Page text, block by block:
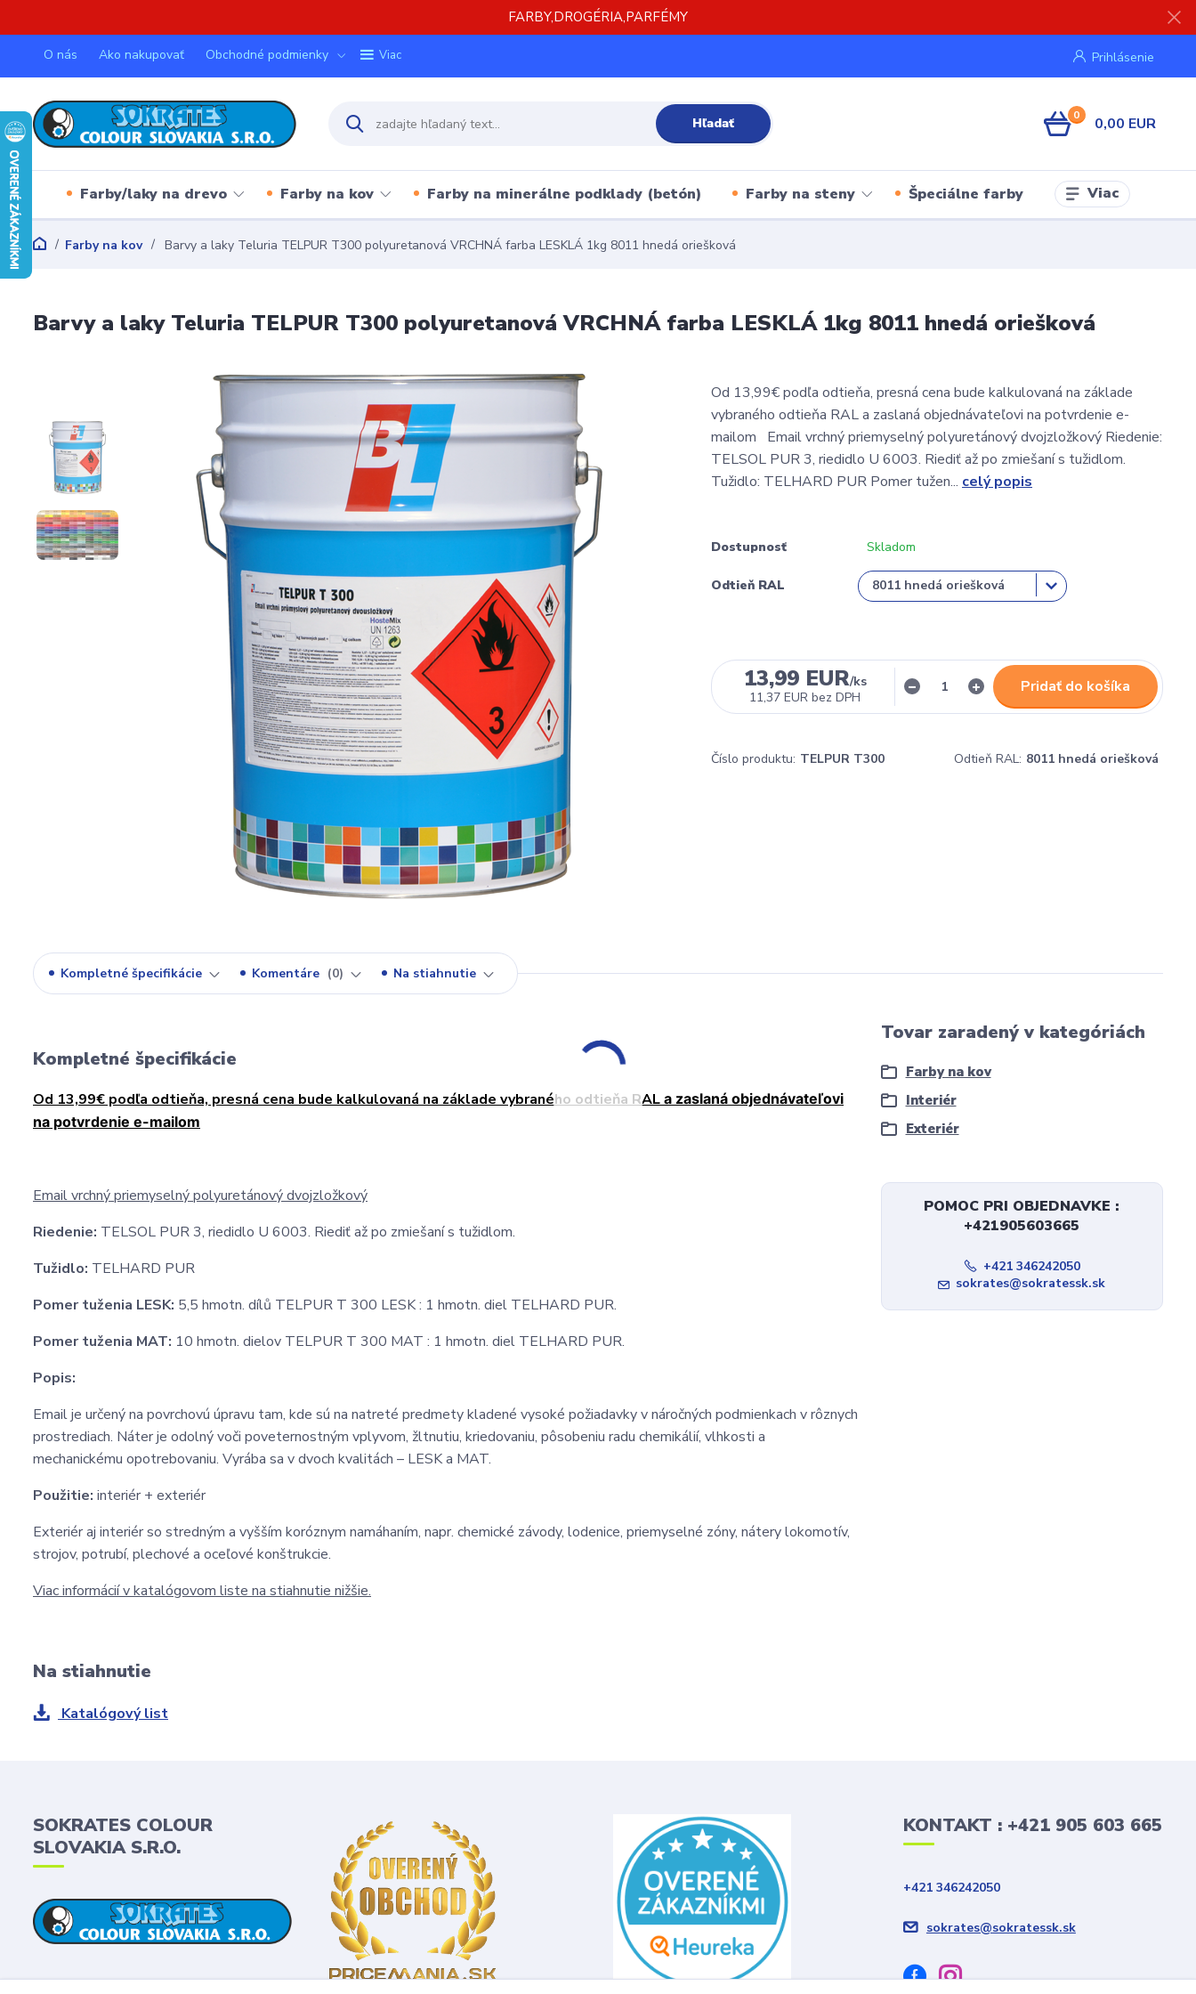
FARBY,DROGÉRIA,PARFÉMY
O nás Ako nakupovať Obchodné podmienky Viac Prihlásenie
Hľadať 0 0,00 EUR
Farby/laky na drevo Farby na kov Farby na minerálne podklady (betón) Farby na steny Špeciálne farby Viac
Farby na kov Barvy a laky Teluria TELPUR T300 polyuretanová VRCHNÁ farba LESKLÁ 1kg 8011 hnedá oriešková
Barvy a laky Teluria TELPUR T300 polyuretanová VRCHNÁ farba LESKLÁ 1kg 8011 hnedá oriešková
Od 13,99€ podľa odtieňa, presná cena bude kalkulovaná na základe
vybraného odtieňa RAL a zaslaná objednávateľovi na potvrdenie e-
mailom Email vrchný priemyselný polyuretánový dvojzložkový Riedenie:
TELSOL PUR 3, riedidlo U 6003. Riediť až po zmiešaní s tužidlom.
Tužidlo: TELHARD PUR Pomer tužen... celý popis
Dostupnosť Skladom
Odtieň RAL
13,99 EUR/ks
11,37 EUR bez DPH
Pridať do košíka
Číslo produktu: TELPUR T300 Odtieň RAL: 8011 hnedá oriešková
Kompletné špecifikácie Komentáre 0 Na stiahnutie
Kompletné špecifikácie
Od 13,99€ podľa odtieňa, presná cena bude kalkulovaná na základe vybraného odtieňa RAL a zaslaná objednávateľovi
na potvrdenie e-mailom
Email vrchný priemyselný polyuretánový dvojzložkový
Riedenie: TELSOL PUR 3, riedidlo U 6003. Riediť až po zmiešaní s tužidlom.
Tužidlo: TELHARD PUR
Pomer tuženia LESK: 5,5 hmotn. dílů TELPUR T 300 LESK : 1 hmotn. diel TELHARD PUR.
Pomer tuženia MAT: 10 hmotn. dielov TELPUR T 300 MAT : 1 hmotn. diel TELHARD PUR.
Popis:
Email je určený na povrchovú úpravu tam, kde sú na natreté predmety kladené vysoké požiadavky v náročných podmienkach v rôznych
prostrediach. Náter je odolný voči poveternostným vplyvom, žltnutiu, kriedovaniu, pôsobeniu radu chemikálií, vlhkosti a
mechanickému opotrebovaniu. Vyrába sa v dvoch kvalitách – LESK a MAT.
Použitie: interiér + exteriér
Exteriér aj interiér so stredným a vyšším koróznym namáhaním, napr. chemické závody, lodenice, priemyselné zóny, nátery lokomotív,
strojov, potrubí, plechové a oceľové konštrukcie.
Viac informácií v katalógovom liste na stiahnutie nižšie.
Tovar zaradený v kategóriách
Farby na kov
Interiér
Exteriér
POMOC PRI OBJEDNAVKE :
+421905603665
+421 346242050
sokrates@sokratessk.sk
Na stiahnutie
Katalógový list
SOKRATES COLOUR
SLOVAKIA S.R.O.
KONTAKT : +421 905 603 665
+421 346242050
sokrates@sokratessk.sk